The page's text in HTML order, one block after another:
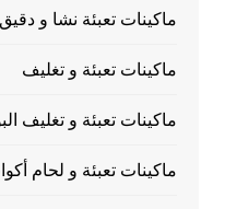
ماكينات تعبئة نشا و
ماكينات تعبئة و تغليف
ماكينات تعبئة و تغليف
ماكينات تعبئة و لحام